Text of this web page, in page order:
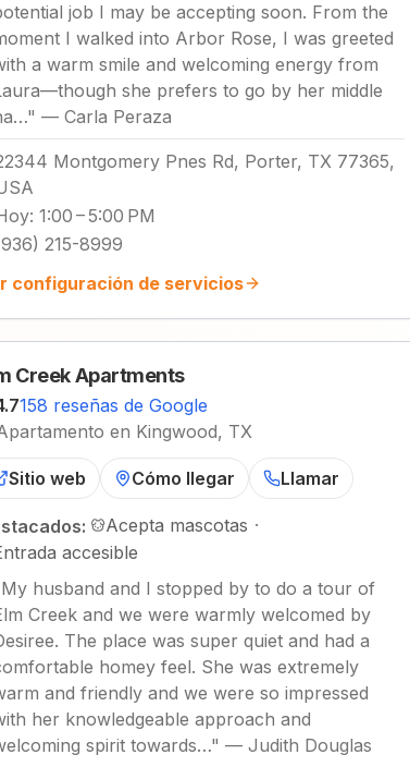
job I may be accepting soon. From the
I walked into Arbor Rose, I was greeted
a warm smile and welcoming energy from
she prefers to go by her middle
" — Carla Peraza
Montgomery Pnes Rd, Porter, TX 77365,
: 1:00 – 5:00 PM
215-8999
configuración de servicios
Creek Apartments
158 reseñas de Google
en Kingwood, TX
Sitio web Cómo llegar Llamar
Acepta mascotas ·
accesible
My husband and I stopped by to do a tour of
Creek and we were warmly welcomed by
The place was super quiet and had a
homey feel. She was extremely
and friendly and we were so impressed
her knowledgeable approach and
spirit towards…" — Judith Douglas